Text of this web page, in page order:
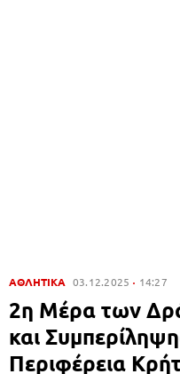
ΑΘΛΗΤΙΚΑ 03.12.2025 14:27
2η Μέρα των
και
Περιφέρεια